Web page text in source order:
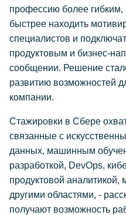
профессию более гибким,
быстрее находить
специалистов и
продуктовым и бизнес-
сообщении. Решение
развитию возможностей
компании.
Стажировки в Сбере
связанные с
данных, машинным
разработкой, DevOps,
продуктовой
другими областями, -
получают возможность